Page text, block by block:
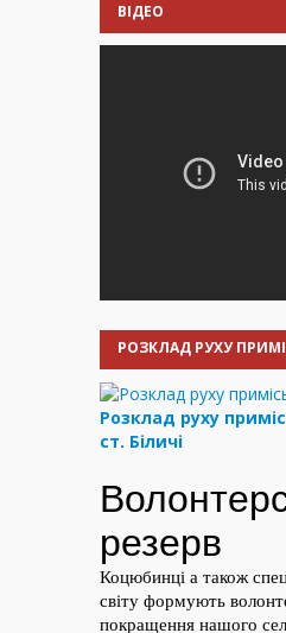
ВІДЕО
РОЗКЛАД РУХУ
Розклад руху
ст. Біличі